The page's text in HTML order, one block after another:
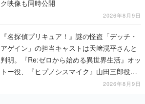
ク映像も同時公開
2026年8月9日
『名探偵プリキュア！』謎の怪盗「デッチ・
アゲイン」の担当キャストは天﨑滉平さんと
判明。『Re:ゼロから始める異世界生活』オッ
トー役、『ヒプノシスマイク』山田三郎役な
2026年8月9日